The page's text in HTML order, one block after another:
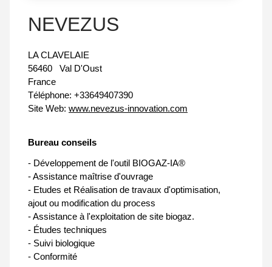
NEVEZUS
LA CLAVELAIE
56460
Val D'Oust
France
Téléphone: +33649407390
Site Web: www.nevezus-innovation.com
Bureau conseils
- Développement de l'outil BIOGAZ-IA®
- Assistance maîtrise d'ouvrage
- Etudes et Réalisation de travaux d'optimisation,
ajout ou modification du process
- Assistance à l'exploitation de site biogaz.
- Études techniques
- Suivi biologique
- Conformité